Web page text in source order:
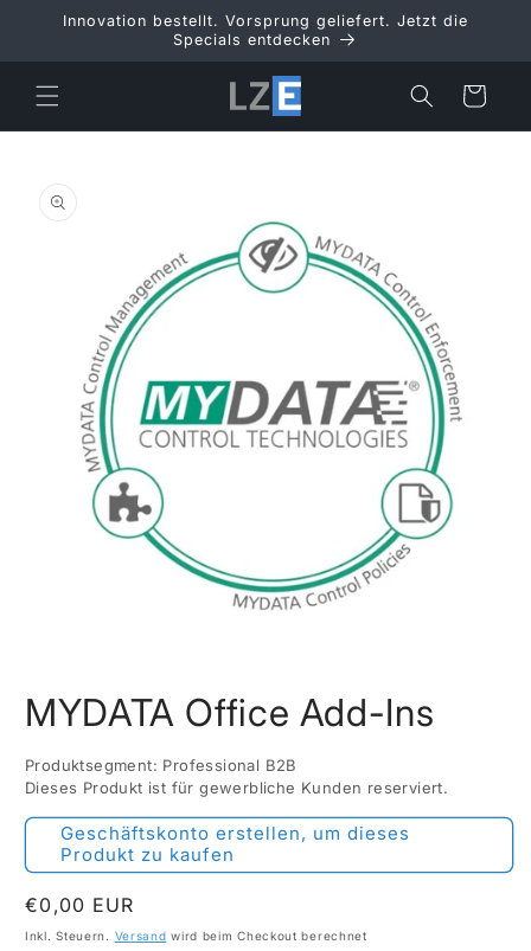
zumInnovation bestellt. Vorsprung geliefert. Jetzt die
Specials entdecken
Warenkorb
in
Modal
MYDATA Office Add-Ins
Produktsegment: Professional B2B
Dieses Produkt ist für gewerbliche Kunden reserviert.
Geschäftskonto erstellen, um dieses
Produkt zu kaufen
Normaler
Preis
€0,00 EUR
Inkl. Steuern. Versand wird beim Checkout berechnet